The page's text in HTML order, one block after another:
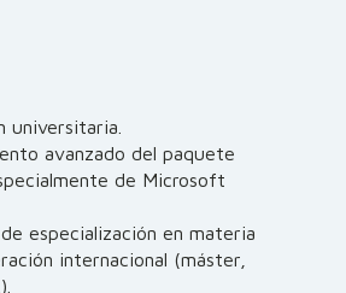
universitaria.
avanzado del paquete
de Microsoft
especialización en materia
internacional (máster,